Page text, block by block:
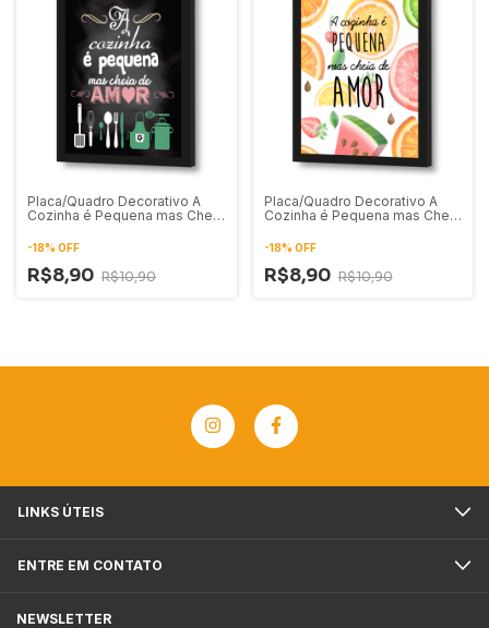
Placa/Quadro Decorativo A
Cozinha é Pequena mas Cheia
-18% OFF
R$8,90 R$10,90
Placa/Quadro Decorativo A
Cozinha é Pequena mas Cheia
-18% OFF
R$8,90 R$10,90
LINKS ÚTEIS
ENTRE EM CONTATO
NEWSLETTER